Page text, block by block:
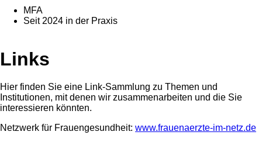
MFA
Seit 2024 in der Praxis
Links
Hier finden Sie eine Link-Sammlung zu Themen und
Institutionen, mit denen wir zusammenarbeiten und die Sie
interessieren könnten.
Netzwerk für Frauengesundheit: www.frauenaerzte-im-netz.de